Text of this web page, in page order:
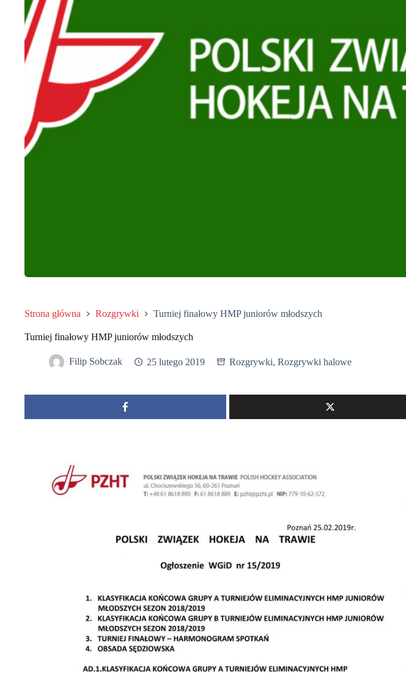
Strona główna Rozgrywki Turniej finałowy HMP juniorów młodszych
Turniej finałowy HMP juniorów młodszych
Filip Sobczak 25 lutego 2019 Rozgrywki, Rozgrywki halowe